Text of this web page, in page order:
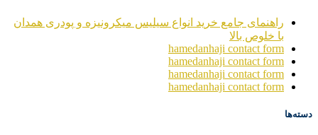
راهنمای جامع خرید انواع سیلیس میکرونیزه و پودری همدان
با خلوص بالا
hamedanhaji contact form
hamedanhaji contact form
hamedanhaji contact form
hamedanhaji contact form
دسته‌ها